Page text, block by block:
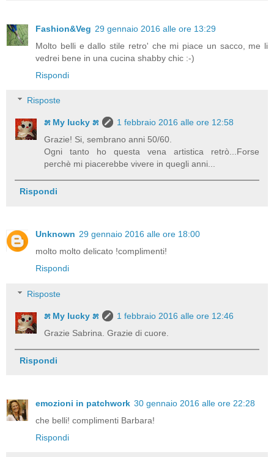
Fashion&Veg 29 gennaio 2016 alle ore 13:29
Molto belli e dallo stile retro' che mi piace un sacco, me li
vedrei bene in una cucina shabby chic :-)
Rispondi
Risposte
೫ My lucky ೫
1 febbraio 2016 alle ore 12:58
Grazie! Si, sembrano anni 50/60.
Ogni tanto ho questa vena artistica retrò...Forse
perchè mi piacerebbe vivere in quegli anni...
Rispondi
Unknown 29 gennaio 2016 alle ore 18:00
molto molto delicato !complimenti!
Rispondi
Risposte
೫ My lucky ೫
1 febbraio 2016 alle ore 12:46
Grazie Sabrina. Grazie di cuore.
Rispondi
emozioni in patchwork 30 gennaio 2016 alle ore 22:28
che belli! complimenti Barbara!
Rispondi